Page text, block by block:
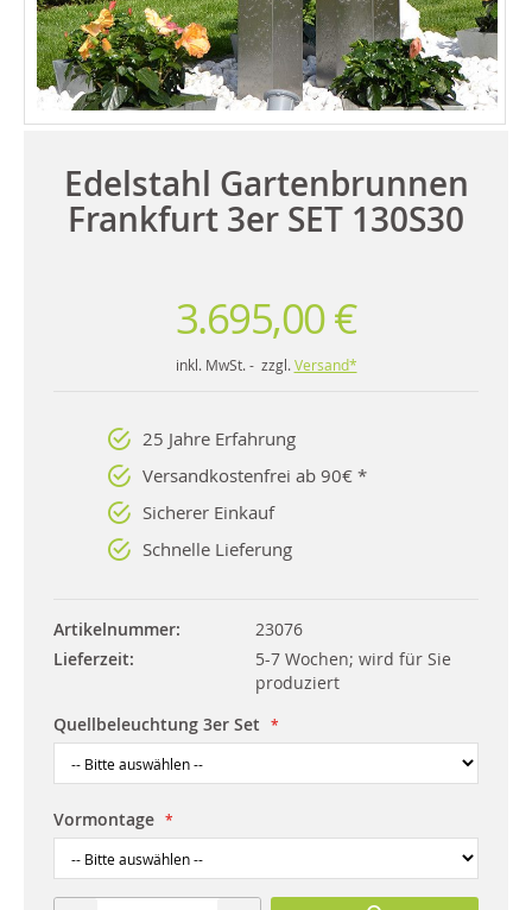
Edelstahl Gartenbrunnen
Frankfurt 3er SET 130S30
3.695,00 €
inkl. MwSt. - zzgl. Versand*
25 Jahre Erfahrung
Versandkostenfrei ab 90€ *
Sicherer Einkauf
Schnelle Lieferung
Artikelnummer
23076
Lieferzeit
5-7 Wochen; wird für Sie
produziert
Quellbeleuchtung 3er Set
Vormontage